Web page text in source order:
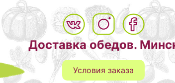
Доставка обедов.
Условия заказа